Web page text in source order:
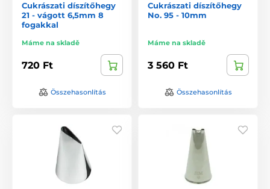
Cukrászati díszítőhegy
21 - vágott 6,5mm 8
fogakkal
Máme na skladě
720 Ft
Összehasonlítás
Cukrászati díszítőhegy
No. 95 - 10mm
Máme na skladě
3 560 Ft
Összehasonlítás